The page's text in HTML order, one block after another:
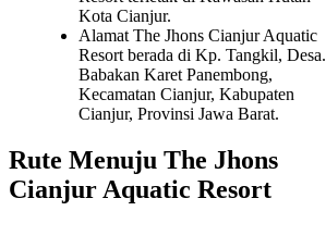
Kota Cianjur.
Alamat The Jhons Cianjur Aquatic
Resort berada di Kp. Tangkil, Desa.
Babakan Karet Panembong,
Kecamatan Cianjur, Kabupaten
Cianjur, Provinsi Jawa Barat.
Rute Menuju The Jhons
Cianjur Aquatic Resort